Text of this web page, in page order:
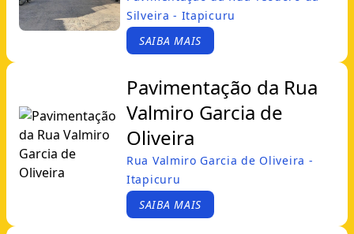
Silveira - Itapicuru
SAIBA MAIS
Pavimentação da Rua
Valmiro Garcia de
Oliveira
Rua Valmiro Garcia de Oliveira -
Itapicuru
SAIBA MAIS